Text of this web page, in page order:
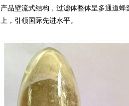
产品壁流式结构，过滤体整体呈多通道
上，引领国际先进水平。